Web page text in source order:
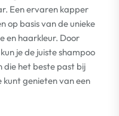
Een ervaren kapper
op basis van de unieke
en haarkleur. Door
je de juiste shampoo
die het beste past bij
genieten van een